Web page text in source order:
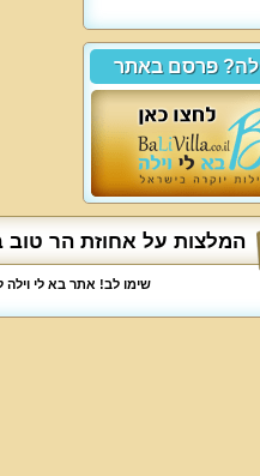
פרסם באתר
המלצות על אחוזת הר
שימו לב! אתר בא לי